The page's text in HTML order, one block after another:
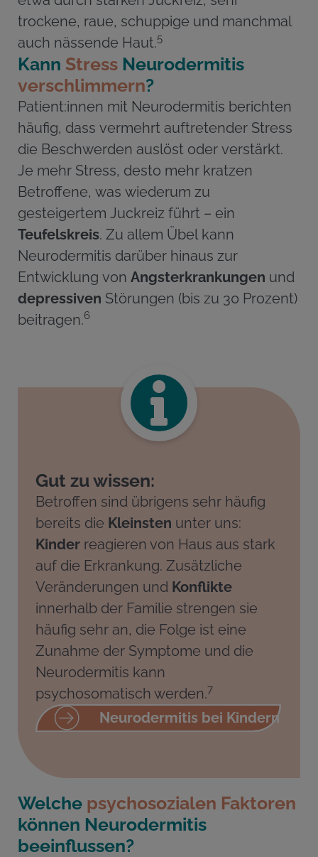
trockene, raue, schuppige und manchmal
auch nässende Haut.5
Kann Stress Neurodermitis
verschlimmern?
Patient:innen mit Neurodermitis berichten
häufig, dass vermehrt auftretender Stress
die Beschwerden auslöst oder verstärkt.
Je mehr Stress, desto mehr kratzen
Betroffene, was wiederum zu
gesteigertem Juckreiz führt – ein
Teufelskreis. Zu allem Übel kann
Neurodermitis darüber hinaus zur
Entwicklung von Angsterkrankungen und
depressiven Störungen (bis zu 30 Prozent)
beitragen.6
Gut zu wissen:
Betroffen sind übrigens sehr häufig
bereits die Kleinsten unter uns:
Kinder reagieren von Haus aus stark
auf die Erkrankung. Zusätzliche
Veränderungen und Konflikte
innerhalb der Familie strengen sie
häufig sehr an, die Folge ist eine
Zunahme der Symptome und die
Neurodermitis kann
psychosomatisch werden.7
Neurodermitis bei Kindern
Welche psychosozialen Faktoren
können Neurodermitis
beeinflussen?